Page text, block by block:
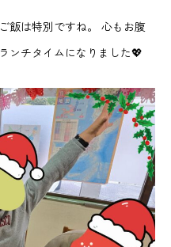
飯は特別ですね。 心もお腹
ンチタイムになりました💖